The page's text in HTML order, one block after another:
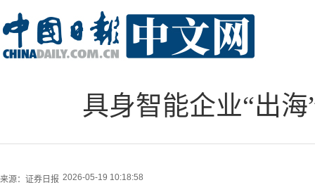
具身智能企业“出
来源： 证券日报 2026-05-19 10:18:58